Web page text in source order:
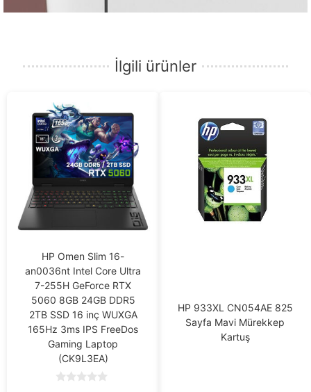
İlgili ürünler
HP Omen Slim 16-
an0036nt Intel Core Ultra
7-255H GeForce RTX
5060 8GB 24GB DDR5
2TB SSD 16 inç WUXGA
165Hz 3ms IPS FreeDos
Gaming Laptop
(CK9L3EA)
HP 933XL CN054AE 825
Sayfa Mavi Mürekkep
Kartuş